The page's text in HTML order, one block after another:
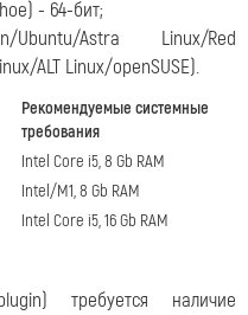
- 64-бит;
Astra Linux/Red
ALT Linux/openSUSE).
Рекомендуемые системные
требования
Intel Core i5, 8 Gb RAM
Intel/M1, 8 Gb RAM
Intel Core i5, 16 Gb RAM
требуется наличие